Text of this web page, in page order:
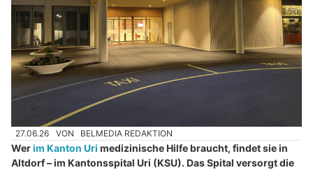
27.06.26 VON BELMEDIA REDAKTION
Werim Kanton Uri medizinische Hilfe braucht, findet sie in
Altdorf – im Kantonsspital Uri (KSU). Das Spital versorgt die